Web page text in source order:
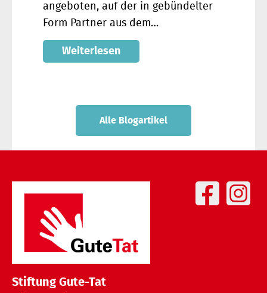
angeboten, auf der in gebündelter
Form Partner aus dem…
Weiterlesen
Alle Blogartikel
Stiftung Gute-Tat